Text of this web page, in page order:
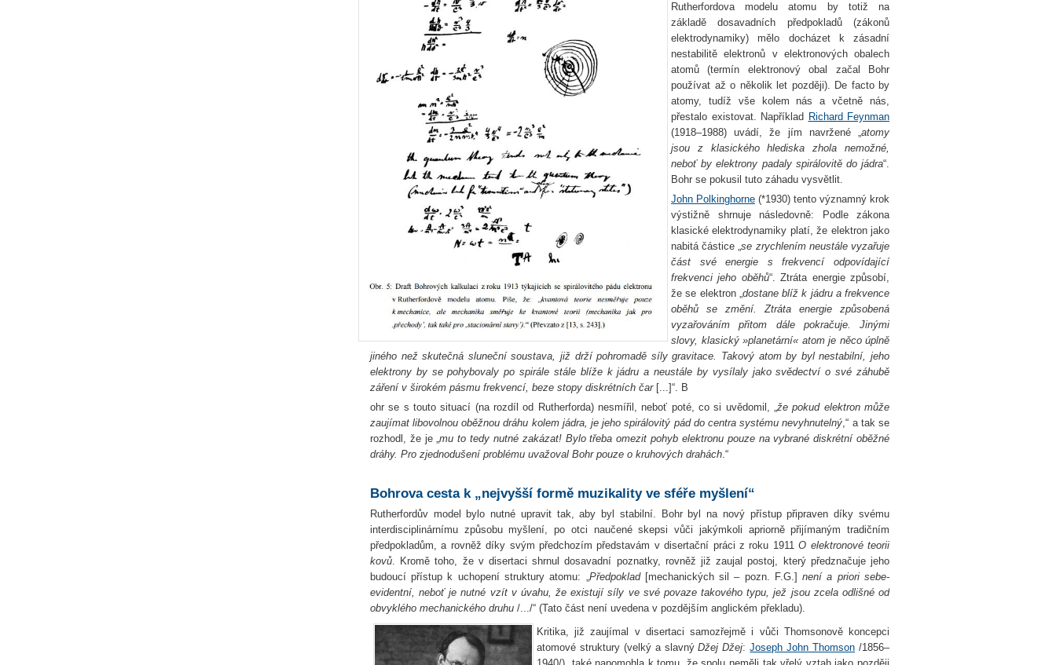
Rutherfordova modelu atomu by totiž na
základě dosavadních předpokladů (zákonů
elektrodynamiky) mělo docházet k zásadní
nestabilitě elektronů v elektronových obalech
atomů (termín elektronový obal začal Bohr
používat až o několik let později). De facto by
atomy, tudíž vše kolem nás a včetně nás,
přestalo existovat. Například Richard Feynman
(1918–1988) uvádí, že jím navržené „atomy
jsou z klasického hlediska zhola nemožné,
neboť by elektrony padaly spirálovitě do jádra“.
Bohr se pokusil tuto záhadu vysvětlit.
John Polkinghorne (*1930) tento významný krok
výstižně shrnuje následovně: Podle zákona
klasické elektrodynamiky platí, že elektron jako
nabitá částice „se zrychlením neustále vyzařuje
část své energie s frekvencí odpovídající
frekvenci jeho oběhů“. Ztráta energie způsobí,
že se elektron „dostane blíž k jádru a frekvence
oběhů se změní. Ztráta energie způsobená
vyzařováním přitom dále pokračuje. Jinými
slovy, klasický »planetární« atom je něco úplně
jiného než skutečná sluneční soustava, již drží pohromadě síly gravitace. Takový atom by byl nestabilní, jeho
elektrony by se pohybovaly po spirále stále blíže k jádru a neustále by vysílaly jako svědectví o své záhubě
záření v širokém pásmu frekvencí, beze stopy diskrétních čar[...]“. B
ohr se s touto situací (na rozdíl od Rutherforda) nesmířil, neboť poté, co si uvědomil, „že pokud elektron může
zaujímat libovolnou oběžnou dráhu kolem jádra, je jeho spirálovitý pád do centra systému nevyhnutelný,“ a tak se
rozhodl, že je „mu to tedy nutné zakázat! Bylo třeba omezit pohyb elektronu pouze na vybrané diskrétní oběžné
dráhy. Pro zjednodušení problému uvažoval Bohr pouze o kruhových drahách.“
Bohrova cesta k „nejvyšší formě muzikality ve sféře myšlení“
Rutherfordův model bylo nutné upravit tak, aby byl stabilní. Bohr byl na nový přístup připraven díky svému
interdisciplinárnímu způsobu myšlení, po otci naučené skepsi vůči jakýmkoli apriorně přijímaným tradičním
předpokladům, a rovněž díky svým předchozím představám v disertační práci z roku 1911O elektronové teorii
kovů. Kromě toho, že v disertaci shrnul dosavadní poznatky, rovněž již zaujal postoj, který předznačuje jeho
budoucí přístup k uchopení struktury atomu: „Předpoklad [mechanických sil – pozn. F.G.] není a priori sebe-
evidentní, neboť je nutné vzít v úvahu, že existují síly ve své povaze takového typu, jež jsou zcela odlišné od
obvyklého mechanického druhu/.../“ (Tato část není uvedena v pozdějším anglickém překladu).
Kritika, již zaujímal v disertaci samozřejmě i vůči Thomsonově koncepci
atomové struktury (velký a slavnýDžej Džej:Joseph John Thomson /1856–